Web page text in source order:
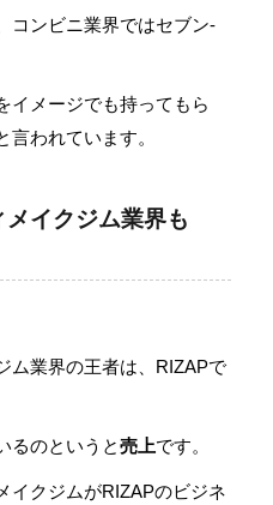
コンビニ業界ではセブン-
イメージでも持ってもら
われています。
イクジム業界も
ム業界の王者は、RIZAPで
るのというと売上です。
イクジムがRIZAPのビジネ